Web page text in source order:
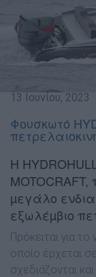
BOAT & FISHING
13 Ιουνίου, 2023
Φουσκωτό
Η
µεγάλο
εξωλέµβιο
Πρόκειται για
οποίο έρχεται
σχεδιάζονται